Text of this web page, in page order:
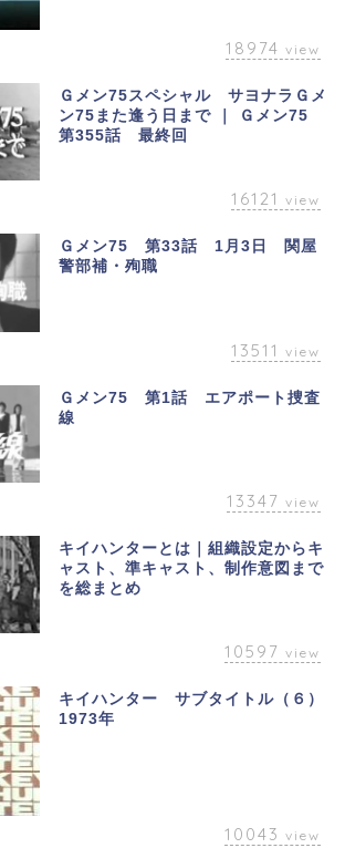
18974 view
Ｇメン75スペシャル サヨナラＧメ
ン75また逢う日まで ｜ Ｇメン75
第355話 最終回
16121 view
Ｇメン75 第33話 1月3日 関屋
警部補・殉職
13511 view
Ｇメン75 第1話 エアポート捜査
線
13347 view
キイハンターとは｜組織設定からキ
ャスト、準キャスト、制作意図まで
を総まとめ
10597 view
キイハンター サブタイトル（６）
1973年
10043 view